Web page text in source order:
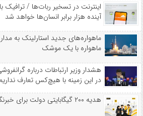
آینده هزار برابر انسان‌ها خواهد شد
ماهواره با یک موشک
هشدار وزیر ارتباطات درباره
در این زمینه با هیچ‌کس تعارف
هدیه ۲۰۰ گیگابایتی دولت برای خبرنگاران ایرانسلی